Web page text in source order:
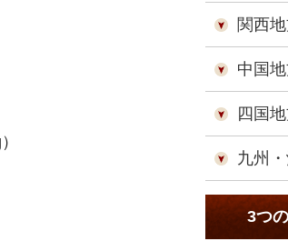
関西
中国
四国
九州
3つ